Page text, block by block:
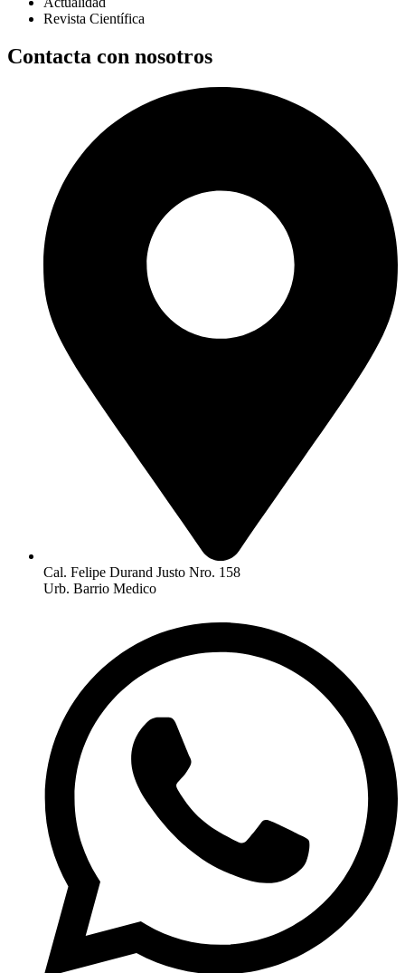
Revista Científica
Contacta con nosotros
Cal. Felipe Durand Justo Nro. 158
Urb. Barrio Medico